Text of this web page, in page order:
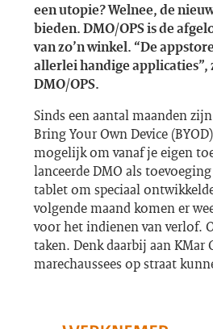
een utopie? Welnee, de
bieden. DMO/OPS is de
van zo’n winkel. “De
allerlei handige applicaties”,
DMO/OPS.
Sinds een aantal maanden
Bring Your Own Device
mogelijk om vanaf je eigen
lanceerde DMO als
tablet om speciaal
volgende maand komen er
voor het indienen van verlof.
taken. Denk daarbij aan KMar
marechaussees op straat